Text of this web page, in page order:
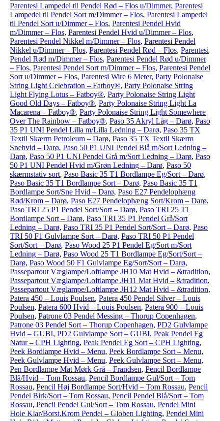
Parentesi Lampedel til Pendel Rød – Flos u/Dimmer, Parentesi
Lampedel til Pendel Sort m/Dimmer – Flos, Parentesi Lampedel
til Pendel Sort u/Dimmer – Flos, Parentesi Pendel Hvid
m/Dimmer – Flos, Parentesi Pendel Hvid u/Dimmer – Flos,
Parentesi Pendel Nikkel m/Dimmer – Flos, Parentesi Pendel
Nikkel u/Dimmer – Flos, Parentesi Pendel Rød – Flos, Parentesi
Pendel Rød m/Dimmer – Flos, Parentesi Pendel Rød u/Dimmer
– Flos, Parentesi Pendel Sort m/Dimmer – Flos, Parentesi Pendel
Sort u/Dimmer – Flos, Parentesi Wire 6 Meter, Party Polonaise
String Light Celebration – Fatboy®, Party Polonaise String
Light Flying Lotus – Fatboy®, Party Polonaise String Light
Good Old Days – Fatboy®, Party Polonaise String Light La
Macarena – Fatboy®, Party Polonaise String Light Somewhere
Over The Rainbow – Fatboy®, Paso 35 Akryl Låg – Darø, Paso
35 P1 UNI Pendel Lilla m/Lilla Ledning – Darø, Paso 35 TX
Textil Skærm Petroleum – Darø, Paso 35 TX Textil Skærm
Snehvid – Darø, Paso 50 P1 UNI Pendel Blå m/Sort Ledning –
Darø, Paso 50 P1 UNI Pendel Grå m/Sort Ledning – Darø, Paso
50 P1 UNI Pendel Hvid m/Grøn Ledning – Darø, Paso 50
skærmstativ sort, Paso Basic 35 T1 Bordlampe Eg/Sort – Darø,
Paso Basic 35 T1 Bordlampe Sort – Darø, Paso Basic 35 T1
Bordlampe Sort/Sne Hvid – Darø, Paso E27 Pendelophæng
Rød/Krom – Darø, Paso E27 Pendelophæng Sort/Krom – Darø,
Paso TRI 25 P1 Pendel Sort/Sort – Darø, Paso TRI 25 T1
Bordlampe Sort – Darø, Paso TRI 35 P1 Pendel Grå/Sort
Ledning – Darø, Paso TRI 35 P1 Pendel Sort/Sort – Darø, Paso
TRI 50 F1 Gulvlampe Sort – Darø, Paso TRI 50 P1 Pendel
Sort/Sort – Darø, Paso Wood 25 P1 Pendel Eg/Sort m/Sort
Ledning – Darø, Paso Wood 25 T1 Bordlampe Eg/Sort/Sort –
Darø, Paso Wood 50 F1 Gulvlampe Eg/Sort/Sort – Darø,
Passepartout Væglampe/Loftlampe JH10 Mat Hvid – &tradition,
Passepartout Væglampe/Loftlampe JH11 Mat Hvid – &tradition,
Passepartout Væglampe/Loftlampe JH12 Mat Hvid – &tradition,
Patera 450 – Louis Poulsen, Patera 450 Pendel Silver – Louis
Poulsen, Patera 600 Hvid – Louis Poulsen, Patera 900 – Louis
Poulsen, Patrone 03 Pendel Messing – Thorup Copenhagen,
Patrone 03 Pendel Sort – Thorup Copenhagen, PD2 Gulvlampe
Hvid – GUBI, PD2 Gulvlampe Sort – GUBI, Peak Pendel Eg
Natur – CPH Lighting, Peak Pendel Eg Sort – CPH Lighting,
Peek Bordlampe Hvid – Menu, Peek Bordlampe Sort – Menu,
Peek Gulvlampe Hvid – Menu, Peek Gulvlampe Sort – Menu,
Pen Bordlampe Mat Mørk Grå – Frandsen, Pencil Bordlampe
Blå/Hvid – Tom Rossau, Pencil Bordlampe Gul/Sort – Tom
Rossau, Pencil Høj Bordlampe Sort/Hvid – Tom Rossau, Pencil
Pendel Birk/Sort – Tom Rossau, Pencil Pendel Blå/Sort – Tom
Rossau, Pencil Pendel Gul/Sort – Tom Rossau, Pendel Mini
Hole Klar/Borst.Krom Pendel – Globen Lighting, Pendel Mini